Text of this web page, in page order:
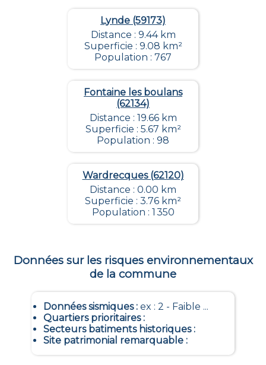
Lynde (59173)
Distance : 9.44 km
Superficie : 9.08 km²
Population : 767
Fontaine les boulans
(62134)
Distance : 19.66 km
Superficie : 5.67 km²
Population : 98
Wardrecques (62120)
Distance : 0.00 km
Superficie : 3.76 km²
Population : 1 350
Données sur les risques environnementaux
de la commune
Données sismiques: ex : 2 - Faible ...
Quartiers prioritaires:
Secteurs batiments historiques:
Site patrimonial remarquable: